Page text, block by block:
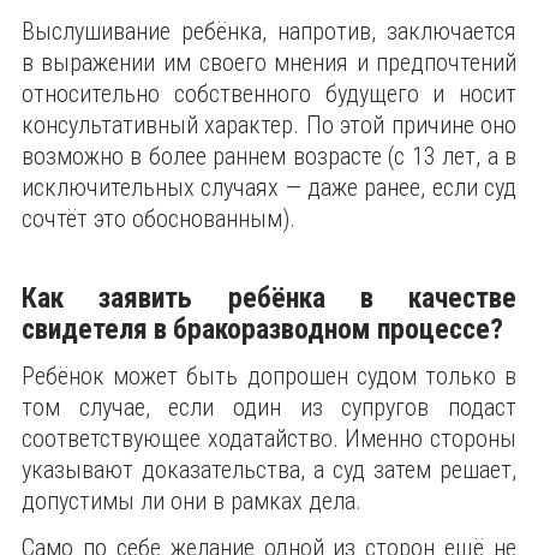
Выслушивание ребёнка, напротив, заключается
в выражении им своего мнения и предпочтений
относительно собственного будущего и носит
консультативный характер. По этой причине оно
возможно в более раннем возрасте (с 13 лет, а в
исключительных случаях — даже ранее, если суд
сочтёт это обоснованным).
Как заявить ребёнка в качестве
свидетеля в бракоразводном процессе?
Ребёнок может быть допрошен судом только в
том случае, если один из супругов подаст
соответствующее ходатайство. Именно стороны
указывают доказательства, а суд затем решает,
допустимы ли они в рамках дела.
Само по себе желание одной из сторон ещё не